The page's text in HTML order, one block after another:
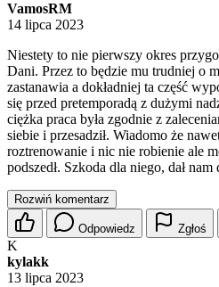
VamosRM
14 lipca 2023
Niestety to nie pierwszy okres
Dani. Przez to będzie mu trudniej o
zastanawia a dokładniej ta część
się przed pretemporadą z dużymi
ciężka praca była zgodnie z
siebie i przesadził. Wiadomo że
roztrenowanie i nic nie robienie ale
podszedł. Szkoda dla niego, dał nam
Rozwiń komentarz
Odpowiedz Zgłoś
K
kylakk
13 lipca 2023